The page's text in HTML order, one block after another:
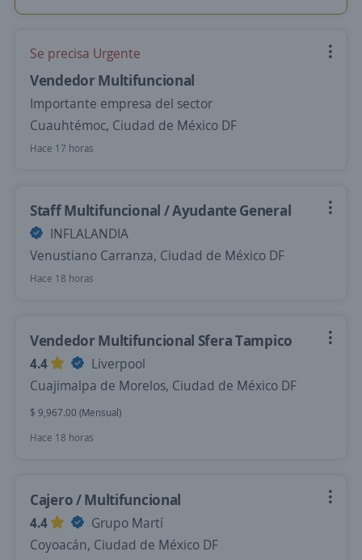
Se precisa Urgente
Vendedor Multifuncional
Importante empresa del sector
Cuauhtémoc, Ciudad de México DF
Hace 17 horas
Staff Multifuncional / Ayudante General
INFLALANDIA
Venustiano Carranza, Ciudad de México DF
Hace 18 horas
Vendedor Multifuncional Sfera Tampico
4.4
Liverpool
Cuajimalpa de Morelos, Ciudad de México DF
$ 9,967.00 (Mensual)
Hace 18 horas
Cajero / Multifuncional
4.4
Grupo Martí
Coyoacán, Ciudad de México DF